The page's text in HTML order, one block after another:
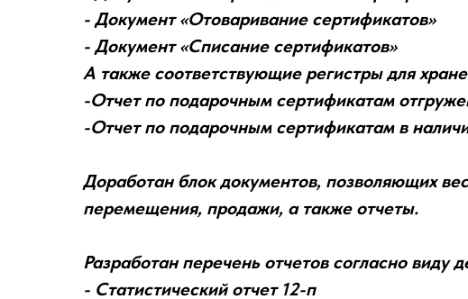
- Документ «Отоваривание сертификатов»
- Документ «Списание сертификатов»
А также соответствующие регистры для
-Отчет по подарочным сертификатам
-Отчет по подарочным сертификатам в
Доработан блок документов, позволяющих
перемещения, продажи, а также отчеты.
Разработан перечень отчетов согласно виду
- Статистический отчет 12-п